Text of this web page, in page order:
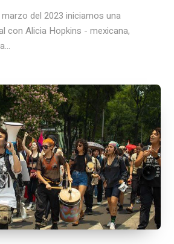
marzo del 2023 iniciamos una
con Alicia Hopkins - mexicana,